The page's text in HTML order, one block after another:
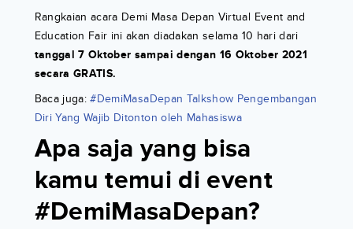
Rangkaian acara Demi Masa Depan Virtual Event and
Education Fair ini akan diadakan selama 10 hari dari
tanggal 7 Oktober sampai dengan 16 Oktober 2021
secara GRATIS.
Baca juga:#DemiMasaDepan Talkshow Pengembangan
Diri Yang Wajib Ditonton oleh Mahasiswa
Apa saja yang bisa
kamu temui di event
#DemiMasaDepan?